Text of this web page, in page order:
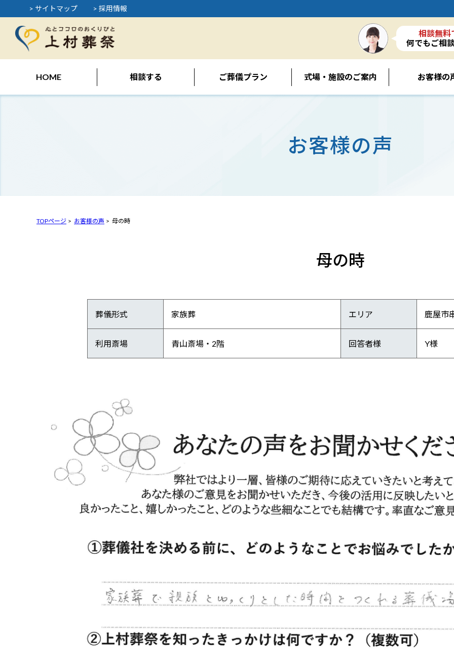
> サイトマップ > 採用情報
相談無料
何でもご相
HOME 相談する ご葬儀プラン 式場・施設のご案内 お客様の
お客様の声
TOPページ お客様の声 母の時
母の時
葬儀形式 家族葬 エリア 鹿屋市
利用斎場 青山斎場・2階 回答者様 Y様